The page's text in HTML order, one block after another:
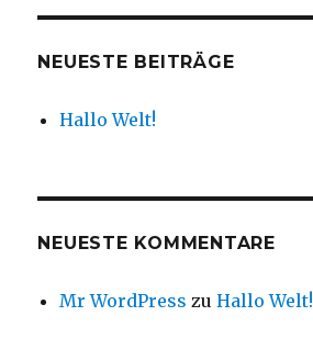
NEUESTE BEITRÄGE
Hallo Welt!
NEUESTE KOMMENTARE
Mr WordPress zuHallo Welt!